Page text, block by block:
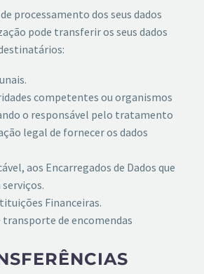
processamento dos seus dados
pode transferir os seus dados
competentes ou organismos
o responsável pelo tratamento
legal de fornecer os dados
aos Encarregados de Dados que
Financeiras.
transporte de encomendas